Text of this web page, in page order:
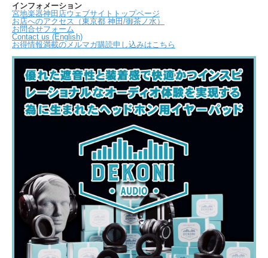
インフォメーション
宮地楽器神田店ウェブサイトトップページ
お店へのアクセス（東京都 神田/御茶ノ水）
お問合せフォーム
Contact us (English)
お得情報満載のメルマガ購読申し込みはこちら